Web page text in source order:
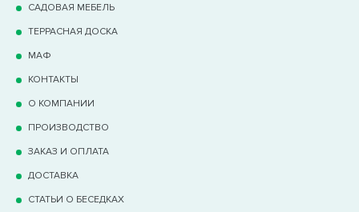
САДОВАЯ МЕБЕЛЬ
ТЕРРАCНАЯ ДОСКА
МАФ
КОНТАКТЫ
О КОМПАНИИ
ПРОИЗВОДСТВО
ЗАКАЗ И ОПЛАТА
ДОСТАВКА
СТАТЬИ О БЕСЕДКАХ